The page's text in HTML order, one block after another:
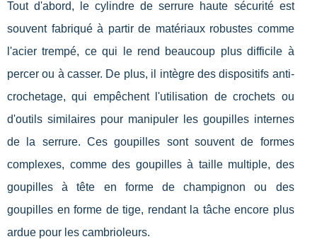
Tout d'abord, le cylindre de serrure haute sécurité est
souvent fabriqué à partir de matériaux robustes comme
l'acier trempé, ce qui le rend beaucoup plus difficile à
percer ou à casser. De plus, il intègre des dispositifs anti-
crochetage, qui empêchent l'utilisation de crochets ou
d'outils similaires pour manipuler les goupilles internes
de la serrure. Ces goupilles sont souvent de formes
complexes, comme des goupilles à taille multiple, des
goupilles à tête en forme de champignon ou des
goupilles en forme de tige, rendant la tâche encore plus
ardue pour les cambrioleurs.